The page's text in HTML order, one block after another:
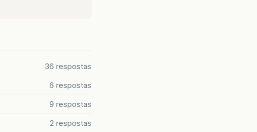
36 respostas
6 respostas
9 respostas
2 respostas